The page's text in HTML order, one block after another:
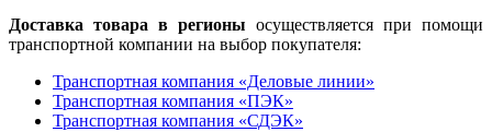
Доставка товара в регионы осуществляется при помощи
транспортной компании на выбор покупателя:
Транспортная компания «Деловые линии»
Транспортная компания «ПЭК»
Транспортная компания «СДЭК»